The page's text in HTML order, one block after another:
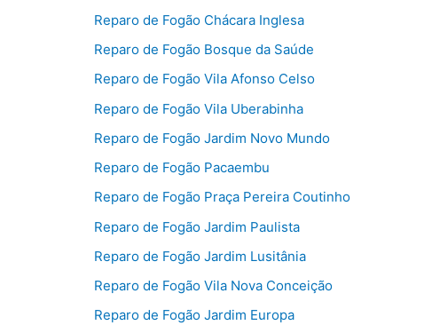
Reparo de Fogão Chácara Inglesa
Reparo de Fogão Bosque da Saúde
Reparo de Fogão Vila Afonso Celso
Reparo de Fogão Vila Uberabinha
Reparo de Fogão Jardim Novo Mundo
Reparo de Fogão Pacaembu
Reparo de Fogão Praça Pereira Coutinho
Reparo de Fogão Jardim Paulista
Reparo de Fogão Jardim Lusitânia
Reparo de Fogão Vila Nova Conceição
Reparo de Fogão Jardim Europa